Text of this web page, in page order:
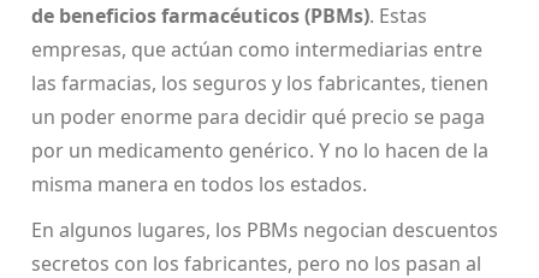
de beneficios farmacéuticos (PBMs). Estas
empresas, que actúan como intermediarias entre
las farmacias, los seguros y los fabricantes, tienen
un poder enorme para decidir qué precio se paga
por un medicamento genérico. Y no lo hacen de la
misma manera en todos los estados.
En algunos lugares, los PBMs negocian descuentos
secretos con los fabricantes, pero no los pasan al